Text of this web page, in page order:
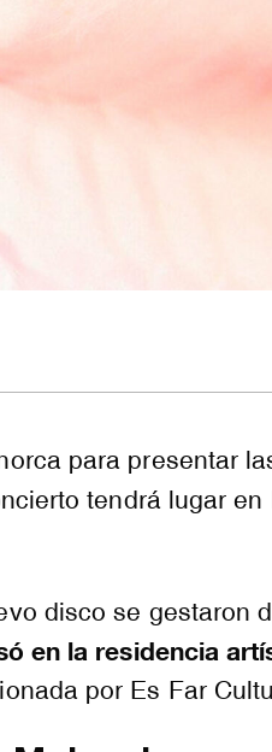
para presentar
tendrá lugar
disco se gestaron
en la residencia
por Es Far